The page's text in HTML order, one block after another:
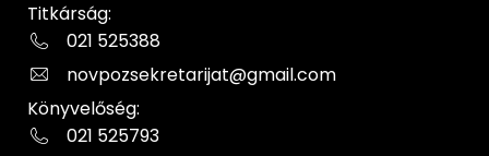
Titkárság:
021 525388
novpozsekretarijat@gmail.com
Könyvelőség:
021 525793